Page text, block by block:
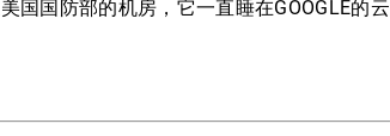
国防部的机房，它一直睡在GOOGLE的云